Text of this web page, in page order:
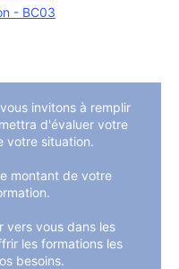
- BC03
invitons à remplir
d'évaluer votre
votre situation.
montant de votre
vers vous dans les
les formations les
besoins.